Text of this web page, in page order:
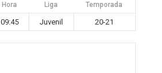
Hora Liga Temporada
09:45 Juvenil 20-21